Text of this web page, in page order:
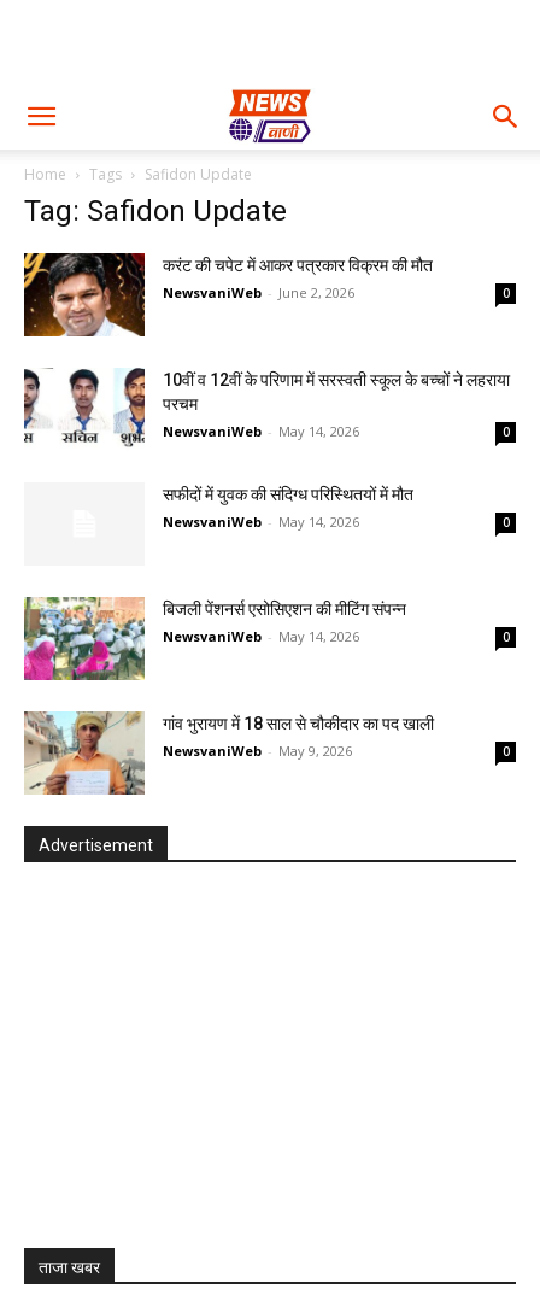
Home Tags Safidon Update
Tag: Safidon Update
करंट की चपेट में आकर पत्रकार विक्रम की मौत
NewsvaniWeb - June 2, 2026 0
10वीं व 12वीं के परिणाम में सरस्वती स्कूल के बच्चों ने लहराया
परचम
NewsvaniWeb - May 14, 2026 0
सफीदों में युवक की संदिग्ध परिस्थितयों में मौत
NewsvaniWeb - May 14, 2026 0
बिजली पेंशनर्स एसोसिएशन की मीटिंग संपन्न
NewsvaniWeb - May 14, 2026 0
गांव भुरायण में 18 साल से चौकीदार का पद खाली
NewsvaniWeb - May 9, 2026 0
Advertisement
ताजा खबर